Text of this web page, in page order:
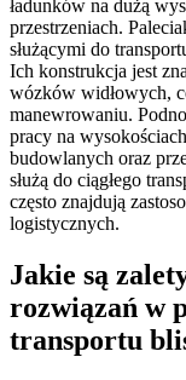
ładunków na dużą
przestrzeniach.
służącymi do
Ich konstrukcja jest
wózków widłowych,
manewrowaniu.
pracy na
budowlanych oraz
służą do ciągłego
często znajdują
logistycznych.
Jakie są
rozwiązań w
transportu